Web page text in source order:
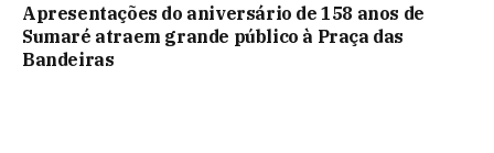
Apresentações do aniversário de 158 anos de
Sumaré atraem grande público à Praça das
Bandeiras